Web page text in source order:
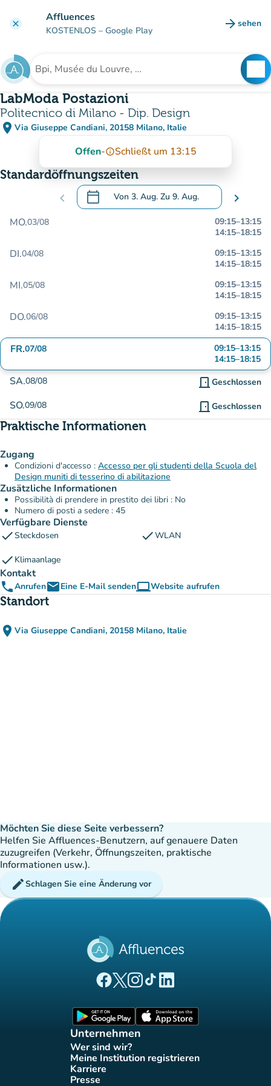
clear Affluences
KOSTENLOS – Google Play arrow_forward sehen
(new
Suche nach einer Einrichtung
LabModa Postazioni
Politecnico di Milano - Dip. Design
place Via Giuseppe Candiani, 20158 Milano, Italie
(in Google Maps öffnen)
(new tab)
Offen-info_outlineSchließt um 13:15
Standardöffnungszeiten
chevron_left calendar_today Von 3. Aug. Zu 9. Aug.
.Öffnen Sie den Kalender, um Daten zu
chevron_right
MO.03/08 09:15–13:15
14:15–18:15
DI.04/08 09:15–13:15
14:15–18:15
MI.05/08 09:15–13:15
14:15–18:15
DO.06/08 09:15–13:15
14:15–18:15
FR.07/08 09:15–13:15
14:15–18:15
SA.08/08 door_front Geschlossen
SO.09/08 door_front Geschlossen
Praktische Informationen
Zugang
Condizioni d'accesso : Accesso per gli studenti della Scuola del
Design muniti di tesserino di abilitazione
Zusätzliche Informationen
Possibilità di prendere in prestito dei libri : No
Numero di posti a sedere : 45
Verfügbare Dienste
checkSteckdosen checkWLAN
check Klimaanlage
Kontakt
phoneAnrufenemailEine E-Mail sendencomputerWebsite aufrufen
(new tab)
Standort
place Via Giuseppe Candiani, 20158 Milano, Italie
(in Google Maps öffnen)
(new tab)
Möchten Sie diese Seite verbessern?
Helfen Sie Affluences-Benutzern, auf genauere Daten
zuzugreifen (Verkehr, Öffnungszeiten, praktische
Informationen usw.).
editSchlagen Sie eine Änderung vor
(new tab)
(new tab)
(new tab)(new tab)
(new tab)
Unternehmen
Wer sind wir?
(new tab)
Meine Institution registrieren
(new tab)
Karriere(new tab)
Presse